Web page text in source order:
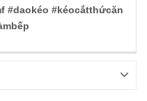
#daokéo #kéocắtthứcăn